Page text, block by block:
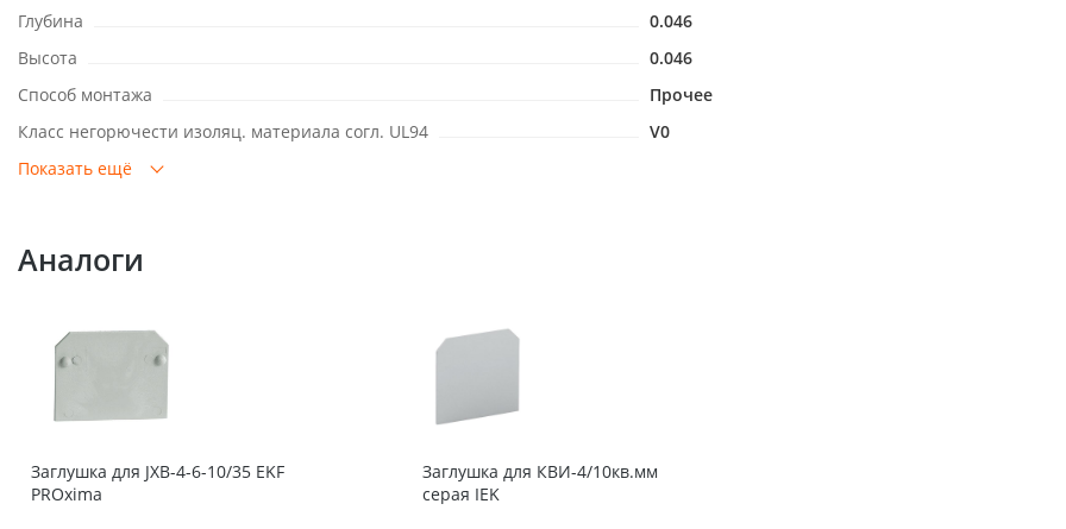
Глубина
0.046
Высота
0.046
Способ монтажа
Прочее
Класс негорючести изоляц. материала согл. UL94
V0
Показать ещё
Аналоги
Заглушка для JXB-4-6-10/35 EKF
PROxima
Заглушка для КВИ-4/10кв.мм
серая IEK